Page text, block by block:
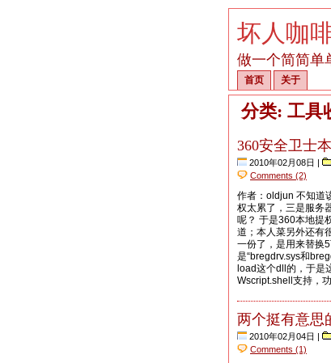
坏人咖
做一个简简单
首页 关于
分类: 工具
360安全卫士
2010年02月08日 |
Comments (2)
作者：oldjun 不知道
权太累了，三是服务
呢？ 于是360本地提
道；本人菜另外还有
一份了，是用来替换
是“bregdrv.sys和
load这个dll的，于是
Wscript.shell支持，
两个挺有意思
2010年02月04日 |
Comments (1)